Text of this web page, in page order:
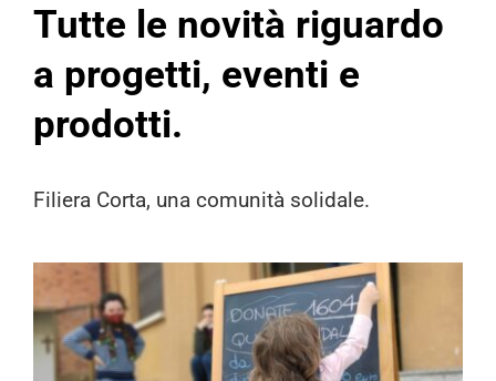
Ordini e ritiri
I produttori
Tutte le novità riguardo
a progetti, eventi e
prodotti.
Filiera Corta, una comunità solidale.